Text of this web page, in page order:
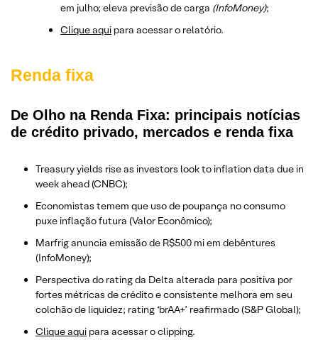
em julho; eleva previsão de carga (InfoMoney);
Clique aqui para acessar o relatório.
Renda fixa
De Olho na Renda Fixa: principais notícias
de crédito privado, mercados e renda fixa
Treasury yields rise as investors look to inflation data due in
week ahead (CNBC);
Economistas temem que uso de poupança no consumo
puxe inflação futura (Valor Econômico);
Marfrig anuncia emissão de R$500 mi em debêntures
(InfoMoney);
Perspectiva do rating da Delta alterada para positiva por
fortes métricas de crédito e consistente melhora em seu
colchão de liquidez; rating ‘brAA+’ reafirmado (S&P Global);
Clique aqui para acessar o clipping.